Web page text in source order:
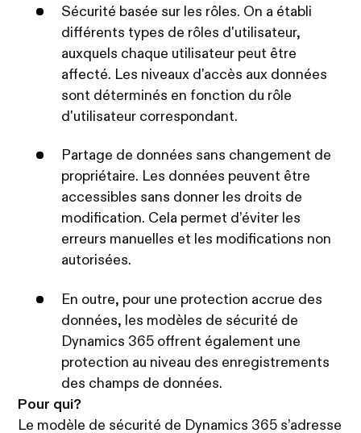
Sécurité basée sur les rôles. On a établi
différents types de rôles d'utilisateur,
auxquels chaque utilisateur peut être
affecté. Les niveaux d'accès aux données
sont déterminés en fonction du rôle
d'utilisateur correspondant.
Partage de données sans changement de
propriétaire. Les données peuvent être
accessibles sans donner les droits de
modification. Cela permet d’éviter les
erreurs manuelles et les modifications non
autorisées.
En outre, pour une protection accrue des
données, les modèles de sécurité de
Dynamics 365 offrent également une
protection au niveau des enregistrements
des champs de données.
Pour qui?
Le modèle de sécurité de Dynamics 365 s’adresse